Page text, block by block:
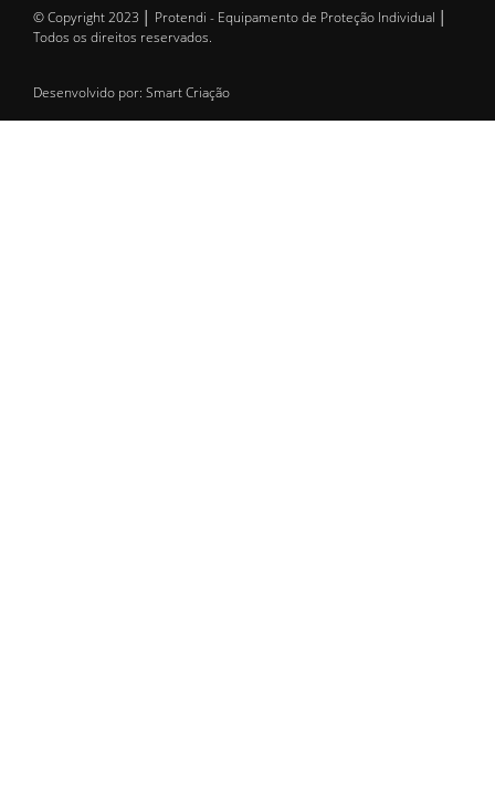
© Copyright 2023 │ Protendi - Equipamento de Proteção Individual │
Todos os direitos reservados.
Desenvolvido por: Smart Criação